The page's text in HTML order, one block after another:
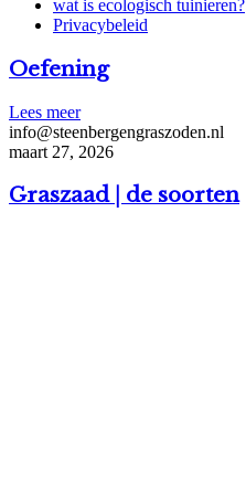
wat is ecologisch tuinieren?
Privacybeleid
Oefening
Lees meer
info@steenbergengraszoden.nl
maart 27, 2026
Graszaad | de soorten